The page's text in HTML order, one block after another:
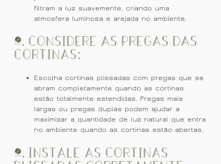
filtram a luz suavemente, criando uma
atmosfera luminosa e arejada no ambiente.
2. Considere as Pregas das
Cortinas:
Escolha cortinas plissadas com pregas que se
abram completamente quando as cortinas
estão totalmente estendidas. Pregas mais
largas ou pregas duplas podem ajudar a
maximizar a quantidade de luz natural que entra
no ambiente quando as cortinas estão abertas.
3. Instale as Cortinas